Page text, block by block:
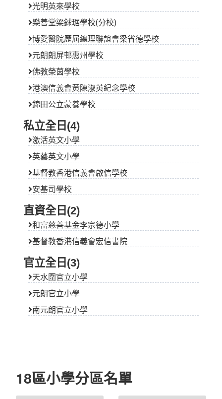
光明英來學校
樂善堂梁銶琚學校(分校)
博愛醫院歷屆總理聯誼會梁省德學校
元朗朗屏邨惠州學校
佛教榮茵學校
港澳信義會黃陳淑英紀念學校
錦田公立蒙養學校
私立全日(4)
激活英文小學
英藝英文小學
基督教香港信義會啟信學校
安基司學校
直資全日(2)
和富慈善基金李宗德小學
基督教香港信義會宏信書院
官立全日(3)
天水圍官立小學
元朗官立小學
南元朗官立小學
18區小學分區名單